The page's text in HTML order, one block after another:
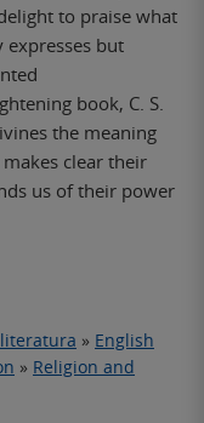
to praise what
expresses but
book, C. S.
the meaning
clear their
us of their power
» English
» Religion and